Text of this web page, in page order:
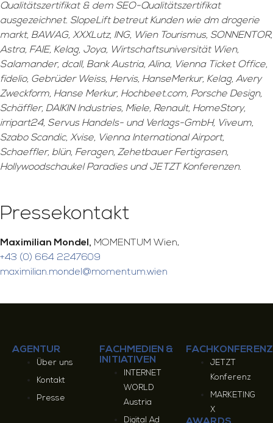
Qualitätszertifikat & dem SEO-Qualitätszertifikat
ausgezeichnet. SlopeLift betreut Kunden wie dm drogerie
markt, BAWAG, XXXLutz, ING, Wien Tourismus, SONNENTOR,
Astra, FAIE, Kelag, Joya, Wirtschaftsuniversität Wien,
Salamander, dcall, Bank Austria, Alina, Vienna Ticket Office,
fidelio, Gebrüder Weiss, Hervis, HanseMerkur, Kelag, Avery
Zweckform, Hanse Merkur, Hochbeet.com, Porsche Design,
Schäffler, DAIKIN Industries, Miele, Renault, HomeStory,
irripart24, Servus Handels- und Verlags-GmbH, Viveum,
Szabo Scandic, Xvise, Vienna International Airport,
Schaeffler, blün, Feragen, Zehetbauer Fertigrasen,
Hollywoodschaukel Paradies und JETZT Konferenzen.
Pressekontakt
Maximilian Mondel, MOMENTUM Wien,
+43 (0) 664 2247609
maximilian.mondel@momentum.wien
AGENTUR
Über uns
Kontakt
Presse
FACHMEDIEN &
INITIATIVEN
INTERNET
WORLD
Austria
Digital Ad
JETZT
Konferenz
MARKETING
X